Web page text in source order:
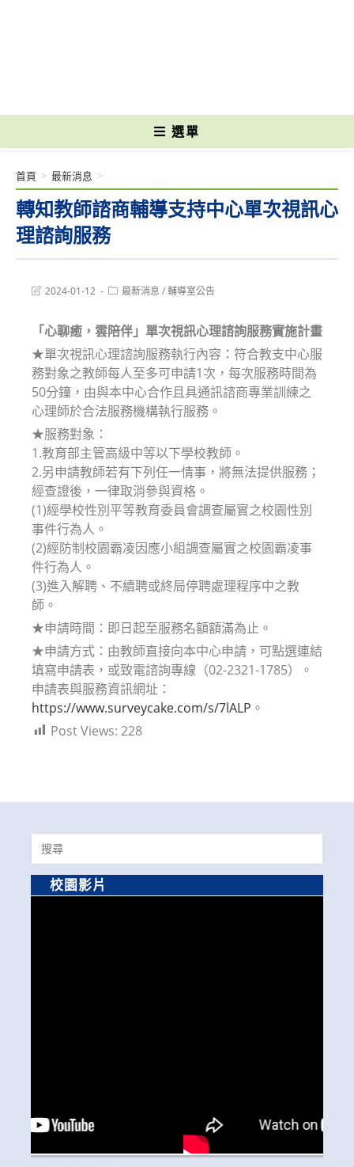
選單
轉知教師諮商輔導支持中心單次視訊心
理諮詢服務
首頁 > 最新消息 >
Post2024-01-12
Post最新消息 /輔導室公告
「心聊癒，雲陪伴」單次視訊心理諮詢服務實施計畫
★單次視訊心理諮詢服務執行內容：符合教支中心服
務對象之教師每人至多可申請1次，每次服務時間為
50分鐘，由與本中心合作且具通訊諮商專業訓練之
心理師於合法服務機構執行服務。
★服務對象：
1.教育部主管高級中等以下學校教師。
2.另申請教師若有下列任一情事，將無法提供服務；
經查證後，一律取消參與資格。
(1)經學校性別平等教育委員會調查屬實之校園性別
事件行為人。
(2)經防制校園霸凌因應小組調查屬實之校園霸凌事
件行為人。
(3)進入解聘、不續聘或終局停聘處理程序中之教
師。
★申請時間：即日起至服務名額額滿為止。
★申請方式：由教師直接向本中心申請，可點選連結
填寫申請表，或致電諮詢專線（02-2321-1785）。
申請表與服務資訊網址：
https://www.surveycake.com/s/7lALP 。
Post Views: 228
Search
for:
校園影片